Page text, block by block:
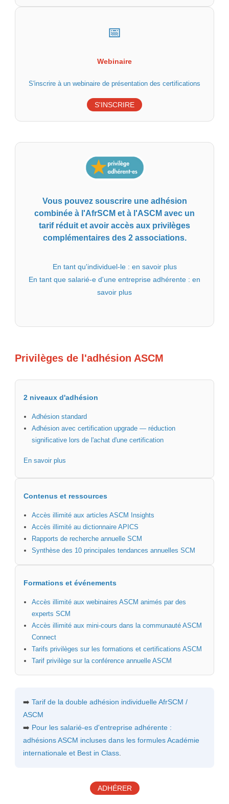
📅
Webinaire
S'inscrire à un webinaire de présentation des certifications
S'INSCRIRE
Vous pouvez souscrire une adhésion
combinée à l'AfrSCM et à l'ASCM avec un
tarif réduit et avoir accès aux privilèges
complémentaires des 2 associations.
En tant qu'individuel-le : en savoir plus
En tant que salarié-e d'une entreprise adhérente : en
savoir plus
Privilèges de l'adhésion ASCM
2 niveaux d'adhésion
Adhésion standard
Adhésion avec certification upgrade — réduction
significative lors de l'achat d'une certification
En savoir plus
Contenus et ressources
Accès illimité aux articles ASCM Insights
Accès illimité au dictionnaire APICS
Rapports de recherche annuelle SCM
Synthèse des 10 principales tendances annuelles SCM
Formations et événements
Accès illimité aux webinaires ASCM animés par des
experts SCM
Accès illimité aux mini-cours dans la communauté ASCM
Connect
Tarifs privilèges sur les formations et certifications ASCM
Tarif privilège sur la conférence annuelle ASCM
➡️ Tarif de la double adhésion individuelle AfrSCM /
ASCM
➡️ Pour les salarié-es d'entreprise adhérente :
adhésions ASCM incluses dans les formules Académie
internationale et Best in Class.
ADHÉRER